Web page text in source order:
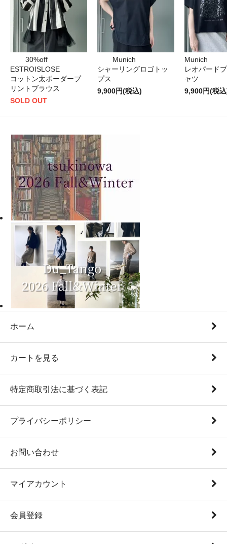
30%off
ESTROISLOSE
コットン太ボーダープ
リントブラウス
SOLD OUT
Munich
シャーリングロゴトッ
プス
9,900円(税込)
Munich
レオパード
ャツ
9,900円(税
ホーム
カートを見る
特定商取引法に基づく表記
プライバシーポリシー
お問い合わせ
マイアカウント
会員登録